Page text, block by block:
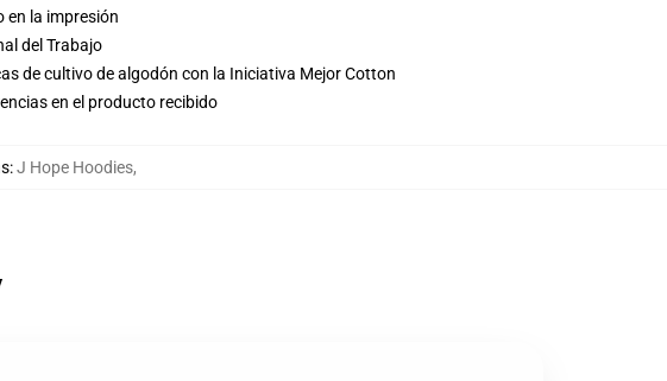
en la impresión
del Trabajo
de cultivo de algodón con la Iniciativa Mejor Cotton
en el producto recibido
:J Hope Hoodies,